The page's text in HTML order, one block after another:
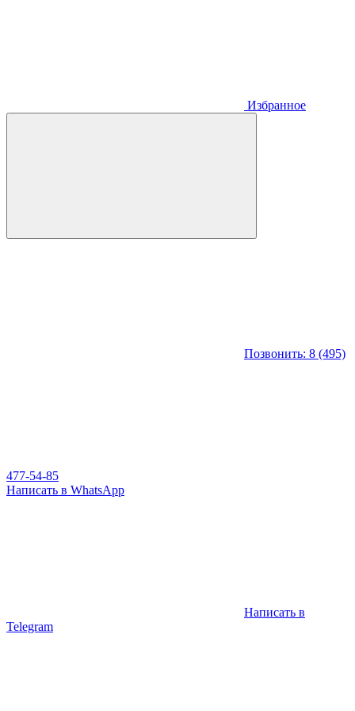
Избранное
Позвонить: 8 (495)
477-54-85
Написать в WhatsApp
Написать в
Telegram